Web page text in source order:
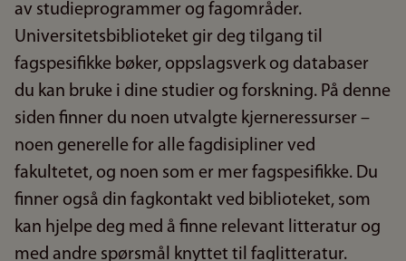
av studieprogrammer og fagområder.
Universitetsbiblioteket gir deg tilgang til
fagspesifikke bøker, oppslagsverk og databaser
du kan bruke i dine studier og forskning. På denne
siden finner du noen utvalgte kjerneressurser –
noen generelle for alle fagdisipliner ved
fakultetet, og noen som er mer fagspesifikke. Du
finner også din fagkontakt ved biblioteket, som
kan hjelpe deg med å finne relevant litteratur og
med andre spørsmål knyttet til faglitteratur.